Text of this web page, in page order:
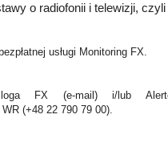
o radiofonii i telewizji,
usługi Monitoring FX.
FX (e-mail) i/lub
(+48 22 790 79 00).